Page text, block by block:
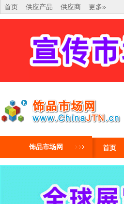
首页 供应产品 供应商 更多»
饰品市场网 首页